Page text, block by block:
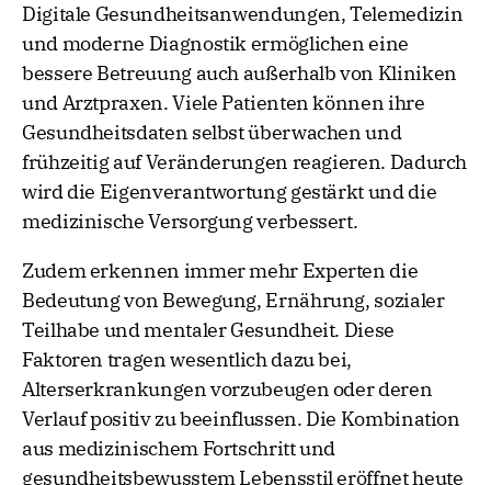
Digitale Gesundheitsanwendungen, Telemedizin
und moderne Diagnostik ermöglichen eine
bessere Betreuung auch außerhalb von Kliniken
und Arztpraxen. Viele Patienten können ihre
Gesundheitsdaten selbst überwachen und
frühzeitig auf Veränderungen reagieren. Dadurch
wird die Eigenverantwortung gestärkt und die
medizinische Versorgung verbessert.
Zudem erkennen immer mehr Experten die
Bedeutung von Bewegung, Ernährung, sozialer
Teilhabe und mentaler Gesundheit. Diese
Faktoren tragen wesentlich dazu bei,
Alterserkrankungen vorzubeugen oder deren
Verlauf positiv zu beeinflussen. Die Kombination
aus medizinischem Fortschritt und
gesundheitsbewusstem Lebensstil eröffnet heute